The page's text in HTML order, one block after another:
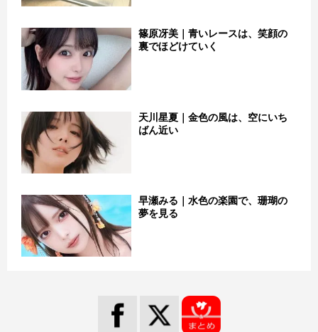
篠原冴美｜青いレースは、笑顔の
裏でほどけていく
天川星夏｜金色の風は、空にいち
ばん近い
早瀬みる｜水色の楽園で、珊瑚の
夢を見る